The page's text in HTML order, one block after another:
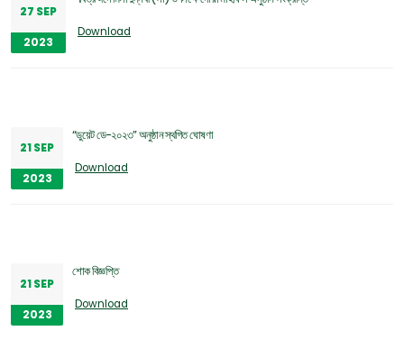
27 SEP
2023
Download
21 SEP
2023
“ডুয়েট ডে-২০২৩” অনুষ্ঠান স্থগিত ঘোষণা
Download
21 SEP
2023
শোক বিজ্ঞপ্তি
Download